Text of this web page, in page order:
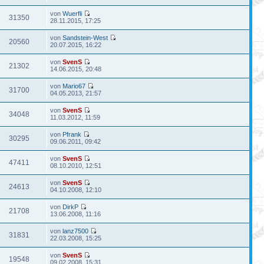
31350 vonWuerfli
28.11.2015, 17:25
20560 vonSandstein-West
20.07.2015, 16:22
21302 vonSvenS
14.06.2015, 20:48
31700 von Mario67
04.05.2013, 21:57
34048 vonSvenS
11.03.2012, 11:59
30295 von Pfrank
09.06.2011, 09:42
47411 vonSvenS
08.10.2010, 12:51
24613 vonSvenS
04.10.2008, 12:10
21708 von DirkP
13.06.2008, 11:16
31831 vonlanz7500
22.03.2008, 15:25
19548 vonSvenS
09.02.2008, 15:31